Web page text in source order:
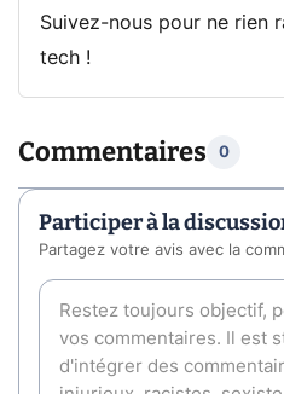
Suivez-nous pour ne rien
tech !
Commentaires 0
Participer à la
Partagez votre avis avec la